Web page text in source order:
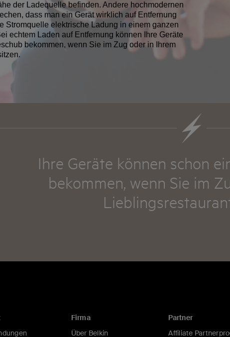
der Ladequelle befinden. Andere hochmodernen
dass man ein Gerät wirklich auf Entfernung
Stromquelle elektrische Ladung in einem ganzen
echtem Laden auf Entfernung können Ihre Geräte
bekommen, wenn Sie im Zug oder in Ihrem
Ihre Geräte können schon
bekommen, wenn Sie im
Firma
Über Belkin
Partner
Affiliate